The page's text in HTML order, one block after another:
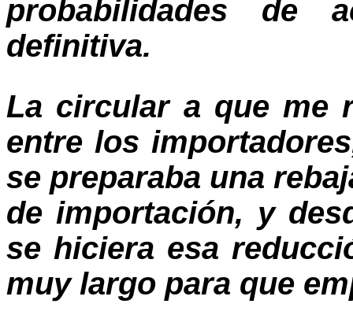
probabilidades de
definitiva.
La circular a que me
entre los
se preparaba una
de importación, y
se hiciera esa
muy largo para que